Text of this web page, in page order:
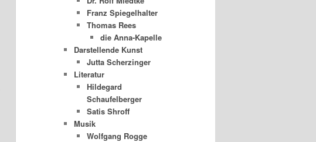
Franz Spiegelhalter
Thomas Rees
die Anna-Kapelle
Darstellende Kunst
Jutta Scherzinger
Literatur
Hildegard
Schaufelberger
Satis Shroff
Musik
Wolfgang Rogge